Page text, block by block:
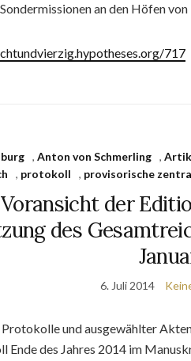
an den Höfen
717
,Anton von Schmerling ,
, protokoll , provisorische
Voransicht der
des
6. Juli 2014
und ausgewählter
Ende des Jahres 2014 im